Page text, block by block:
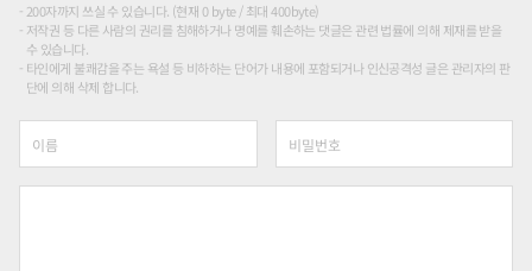
200자까지 쓰실 수 있습니다. (현재 0 byte / 최대 400byte)
저작권 등 다른 사람의 권리를 침해하거나 명예를 훼손하는 댓글은 관련 법률에 의해 제재를 받을
수 있습니다.
타인에게 불쾌감을 주는 욕설 등 비하하는 단어가 내용에 포함되거나 인신공격성 글은 관리자의 판
단에 의해 삭제 합니다.